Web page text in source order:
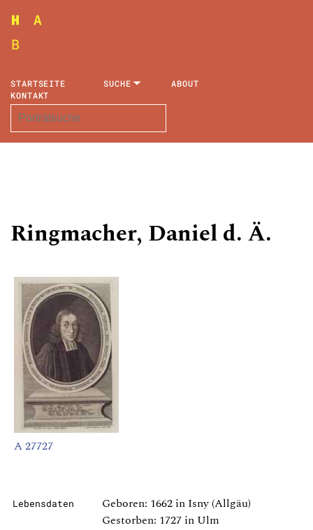
STARTSEITE SUCHE
ABOUT
KONTAKT
Ringmacher, Daniel d. Ä.
A 27727
Lebensdaten
Geboren: 1662 in Isny (Allgäu)
Gestorben: 1727 in Ulm